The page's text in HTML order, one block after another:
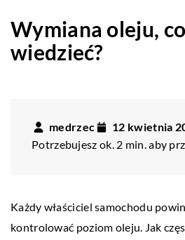
Wymiana oleju,
wiedzieć?
medrzec
12 kwietnia
Potrzebujesz ok. 2 min. aby
Każdy właściciel samochodu
kontrolować poziom oleju. Jak